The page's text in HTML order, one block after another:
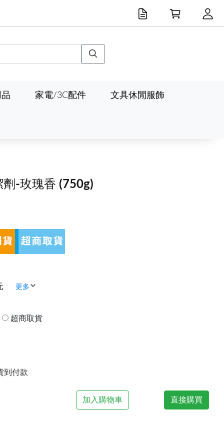
家電/3C配件 文具休閒服飾
劑-玫瑰香 (750g)
更多
超商取貨
到付款
加入購物車 直接購買